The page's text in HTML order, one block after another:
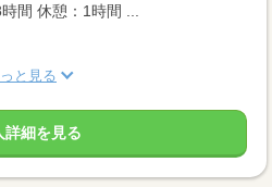
間 休憩：1時間 ...
と見る
詳細を見る